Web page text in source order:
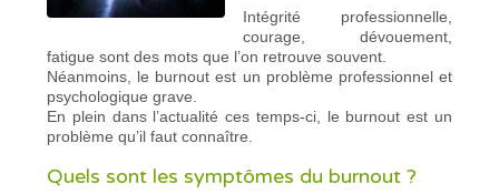
Intégrité professionnelle,
courage, dévouement,
fatigue sont des mots que l’on retrouve souvent.
Néanmoins, le burnout est un problème professionnel et
psychologique grave.
En plein dans l’actualité ces temps-ci, le burnout est un
problème qu’il faut connaître.
Quels sont les symptômes du burnout ?